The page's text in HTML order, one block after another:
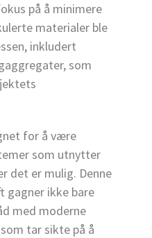
på å minimere
materialer ble
inkludert
som
for å være
som utnytter
det er mulig. Denne
ikke bare
med moderne
tar sikte på å